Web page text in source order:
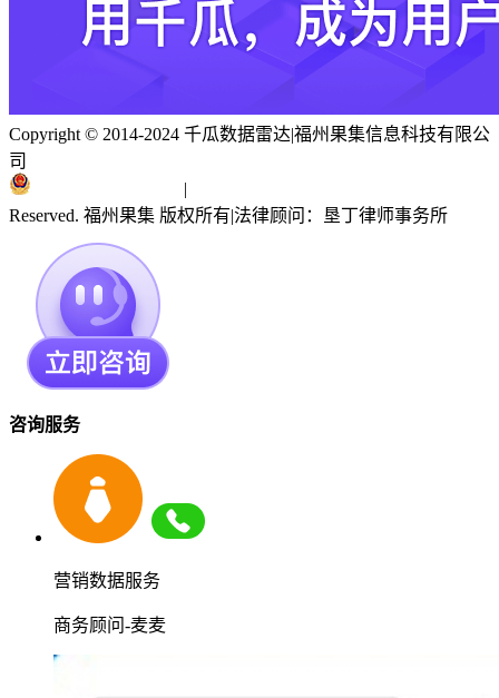
Copyright © 2014-2024 千瓜数据雷达|福州果集信息科技有限公
司
|
Reserved. 福州果集 版权所有|法律顾问：垦丁律师事务所
咨询服务
营销数据服务
商务顾问-麦麦